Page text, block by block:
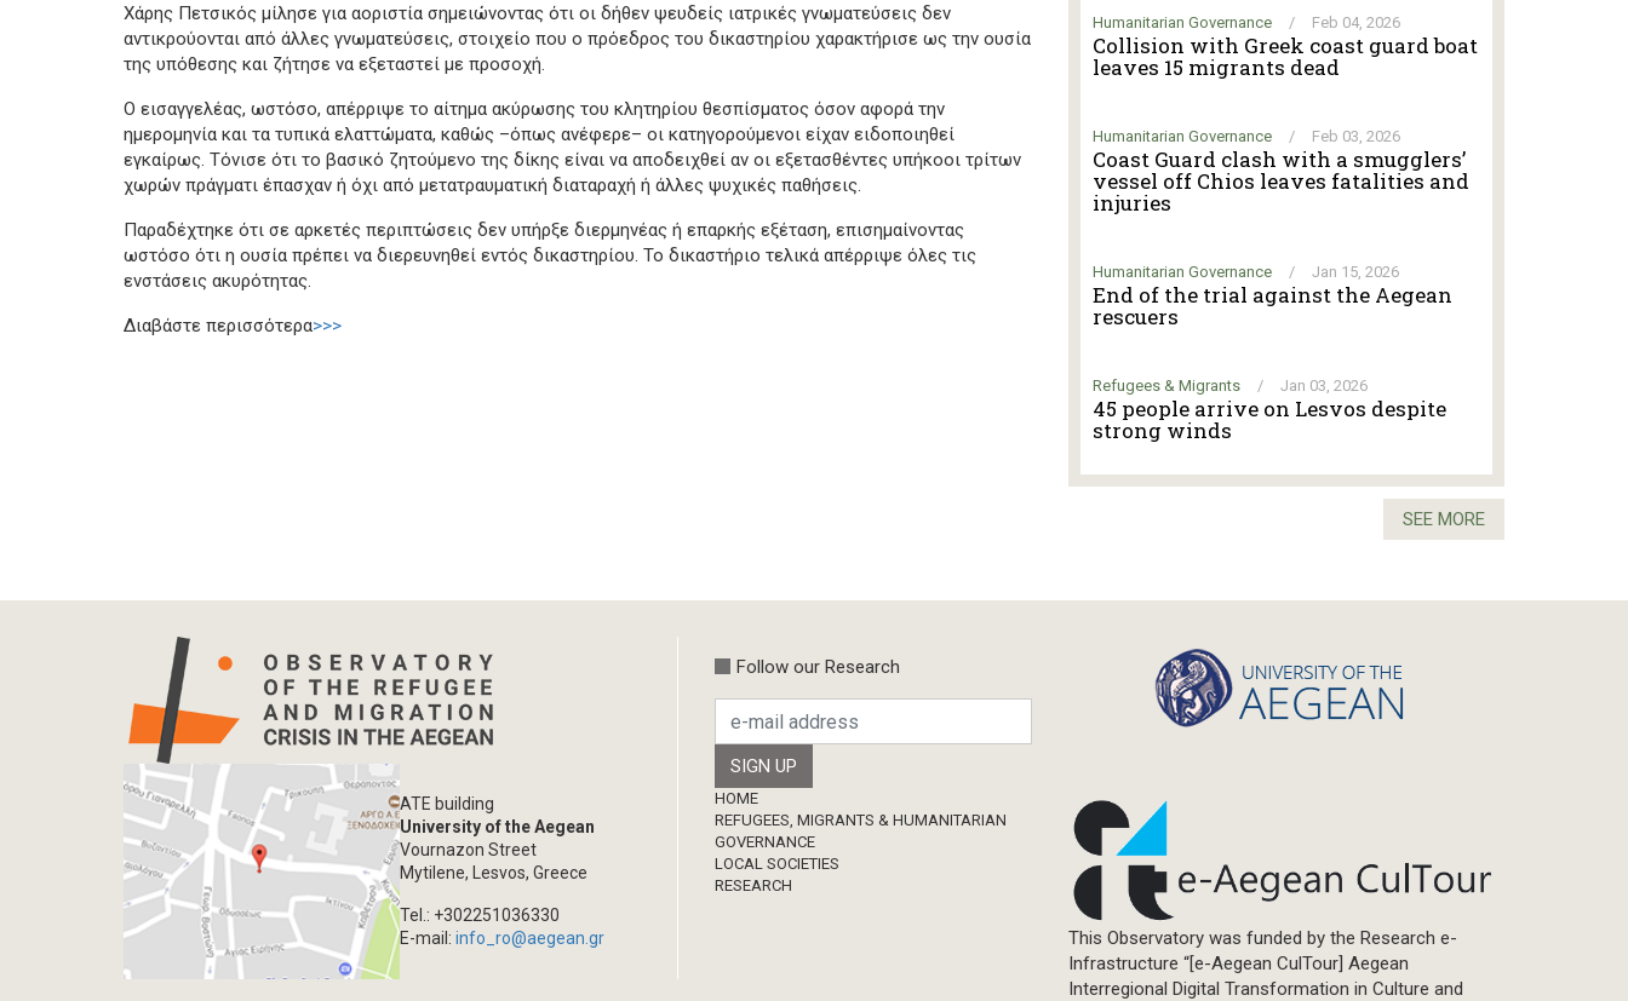
Χάρης Πετσικός μίλησε για αοριστία σημειώνοντας ότι οι δήθεν ψευδείς ιατρικές γνωματεύσεις δεν
αντικρούονται από άλλες γνωματεύσεις, στοιχείο που ο πρόεδρος του δικαστηρίου χαρακτήρισε ως την ουσία
της υπόθεσης και ζήτησε να εξεταστεί με προσοχή.
Ο εισαγγελέας, ωστόσο, απέρριψε το αίτημα ακύρωσης του κλητηρίου θεσπίσματος όσον αφορά την
ημερομηνία και τα τυπικά ελαττώματα, καθώς –όπως ανέφερε– οι κατηγορούμενοι είχαν ειδοποιηθεί
εγκαίρως. Τόνισε ότι το βασικό ζητούμενο της δίκης είναι να αποδειχθεί αν οι εξετασθέντες υπήκοοι τρίτων
χωρών πράγματι έπασχαν ή όχι από μετατραυματική διαταραχή ή άλλες ψυχικές παθήσεις.
Παραδέχτηκε ότι σε αρκετές περιπτώσεις δεν υπήρξε διερμηνέας ή επαρκής εξέταση, επισημαίνοντας
ωστόσο ότι η ουσία πρέπει να διερευνηθεί εντός δικαστηρίου. Το δικαστήριο τελικά απέρριψε όλες τις
ενστάσεις ακυρότητας.
Διαβάστε περισσότερα>>>
Humanitarian Governance / Feb 04, 2026
Collision with Greek coast guard boat
leaves 15 migrants dead
Humanitarian Governance / Feb 03, 2026
Coast Guard clash with a smugglers’
vessel off Chios leaves fatalities and
injuries
Humanitarian Governance / Jan 15, 2026
End of the trial against the Aegean
rescuers
Refugees & Migrants / Jan 03, 2026
45 people arrive on Lesvos despite
strong winds
SEE MORE
ATE building
University of the Aegean
Vournazon Street
Mytilene, Lesvos, Greece
Tel.: +302251036330
E-mail:info_ro@aegean.gr
Follow our Research
Footer
HOME
REFUGEES, MIGRANTS & HUMANITARIAN
GOVERNANCE
LOCAL SOCIETIES
RESEARCH
This Observatory was funded by the Research e-
Infrastructure “[e-Aegean CulTour] Aegean
Interregional Digital Transformation in Culture and